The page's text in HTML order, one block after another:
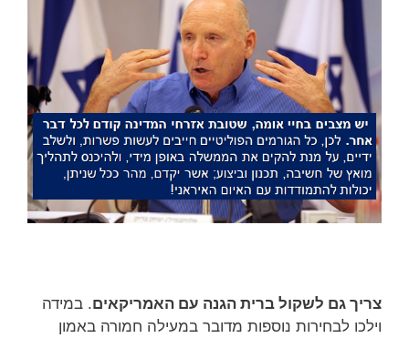
צריך גם לשקול ברית הגנה עם האמריקאים. במידה
וילכו לבחירות נוספות מדובר במעילה חמורה באמון